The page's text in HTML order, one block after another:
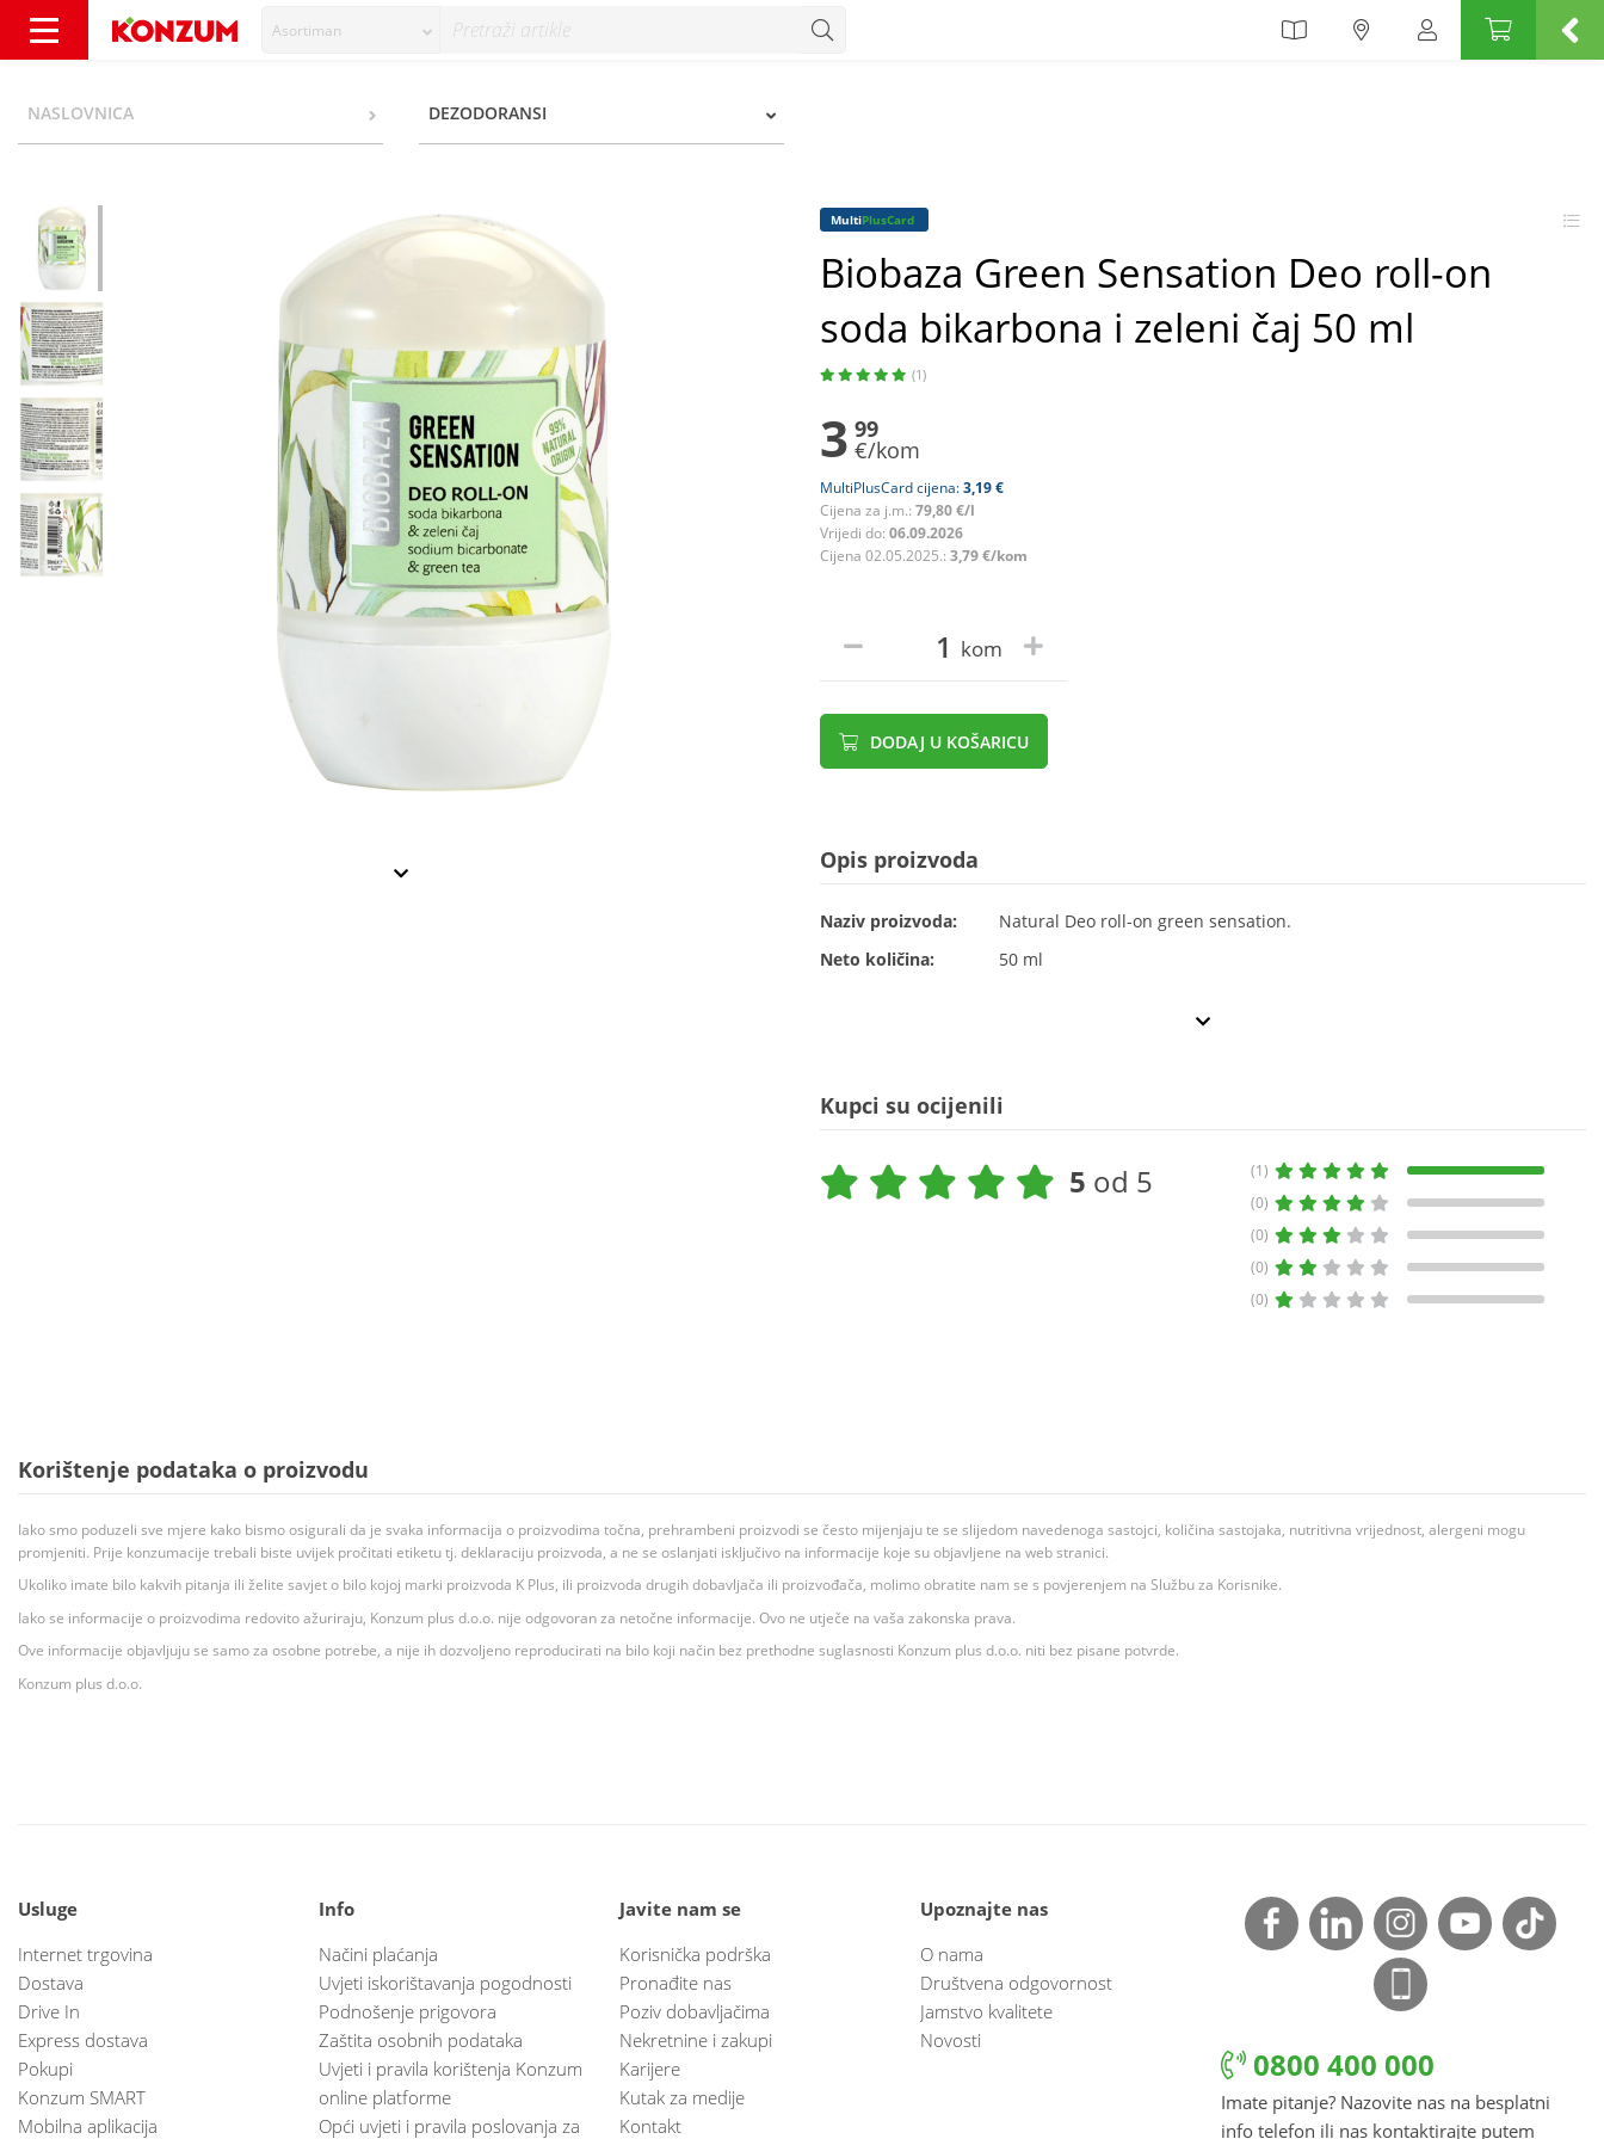
Asortiman
NASLOVNICA DEZODORANSI
MultiPlusCard
Biobaza Green Sensation Deo roll-on
soda bikarbona i zeleni čaj 50 ml
(1)
3 99
€/kom
MultiPlusCard cijena:3,19 €
Cijena za j.m.: 79,80 €/l
Vrijedi do: 06.09.2026
Cijena 02.05.2025.: 3,79 €/kom
kom
DODAJ U KOŠARICU
Opis proizvoda
Naziv proizvoda:
Natural Deo roll-on green sensation.
Neto količina:
50 ml
Kupci su ocijenili
5 od 5
(1)
(0)
(0)
(0)
(0)
Korištenje podataka o proizvodu
Iako smo poduzeli sve mjere kako bismo osigurali da je svaka informacija o proizvodima točna, prehrambeni proizvodi se često mijenjaju te se slijedom navedenoga sastojci, količina sastojaka, nutritivna vrijednost, alergeni mogu
promjeniti. Prije konzumacije trebali biste uvijek pročitati etiketu tj. deklaraciju proizvoda, a ne se oslanjati isključivo na informacije koje su objavljene na web stranici.
Ukoliko imate bilo kakvih pitanja ili želite savjet o bilo kojoj marki proizvoda K Plus, ili proizvoda drugih dobavljača ili proizvođača, molimo obratite nam se s povjerenjem na Službu za Korisnike.
Iako se informacije o proizvodima redovito ažuriraju, Konzum plus d.o.o. nije odgovoran za netočne informacije. Ovo ne utječe na vaša zakonska prava.
Ove informacije objavljuju se samo za osobne potrebe, a nije ih dozvoljeno reproducirati na bilo koji način bez prethodne suglasnosti Konzum plus d.o.o. niti bez pisane potvrde.
Konzum plus d.o.o.
Usluge
Internet trgovina
Dostava
Drive In
Express dostava
Pokupi
Konzum SMART
Mobilna aplikacija
Info
Načini plaćanja
Uvjeti iskorištavanja pogodnosti
Podnošenje prigovora
Zaštita osobnih podataka
Uvjeti i pravila korištenja Konzum
online platforme
Opći uvjeti i pravila poslovanja za
Javite nam se
Korisnička podrška
Pronađite nas
Poziv dobavljačima
Nekretnine i zakupi
Karijere
Kutak za medije
Kontakt
Upoznajte nas
O nama
Društvena odgovornost
Jamstvo kvalitete
Novosti
0800 400 000
Imate pitanje? Nazovite nas na besplatni
info telefon ili nas kontaktirajte putem